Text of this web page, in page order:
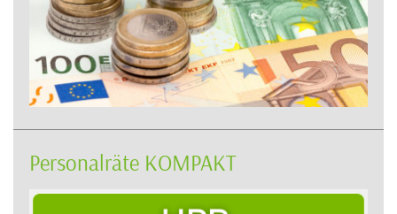
Personalräte KOMPAKT